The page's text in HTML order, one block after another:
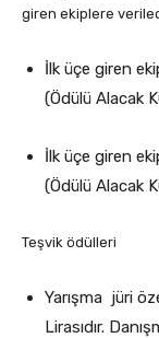
giren ekiplere
İlk üçe giren
(Ödülü Alacak
İlk üçe giren
(Ödülü Alacak
Teşvik ödülleri
Yarışma jüri
Lirasıdır.